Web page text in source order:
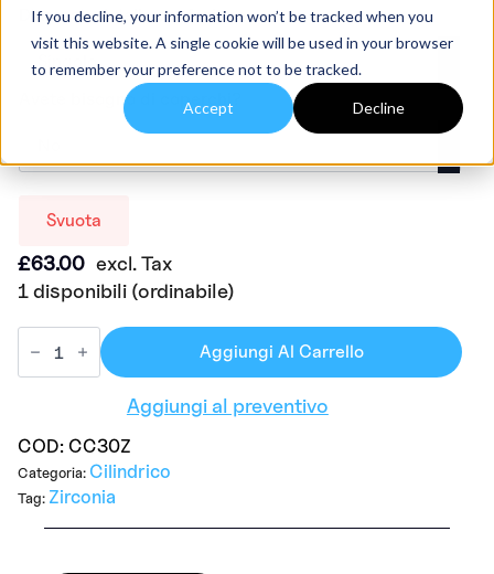
If you decline, your information won’t be tracked when you
visit this website. A single cookie will be used in your browser
to remember your preference not to be tracked.
Accept Decline
Dimensioni della confezione
Avete bisogno di coperchi?
Svuota
£63.00 excl. Tax
1 disponibili (ordinabile)
Aggiungi Al Carrello
Aggiungi al preventivo
COD: CC30Z
Categoria: Cilindrico
Tag: Zirconia